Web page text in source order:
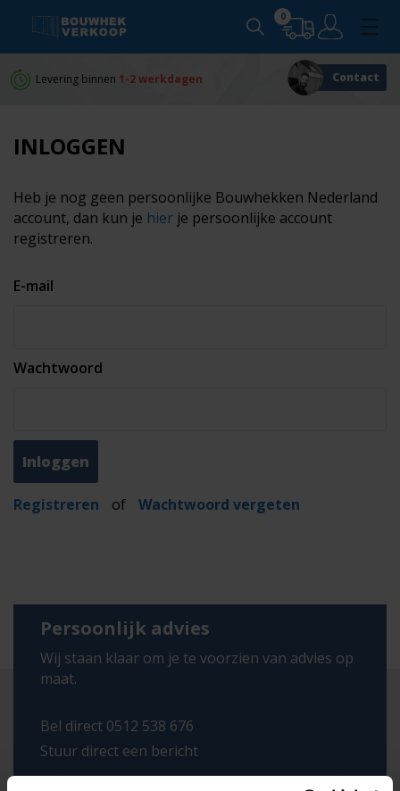
0
Levering binnen 1-2 werkdagen Persoonlijkadvies
Contact
INLOGGEN
Heb je nog geen persoonlijke Bouwhekken Nederland
account, dan kun je hier je persoonlijke account
registreren.
E-mail
Wachtwoord
Registreren of Wachtwoord vergeten
Persoonlijk advies
Wij staan klaar om je te voorzien van advies op
maat.
Bel direct 0512 538 676
Stuur direct een bericht